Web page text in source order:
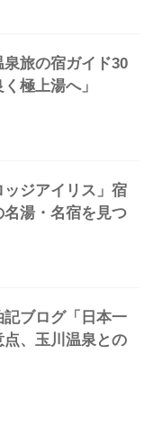
泉旅の宿ガイド30
極上湯へ」
ッジアイリス」宿
湯・名宿を見つ
記ブログ「日本一
、玉川温泉との